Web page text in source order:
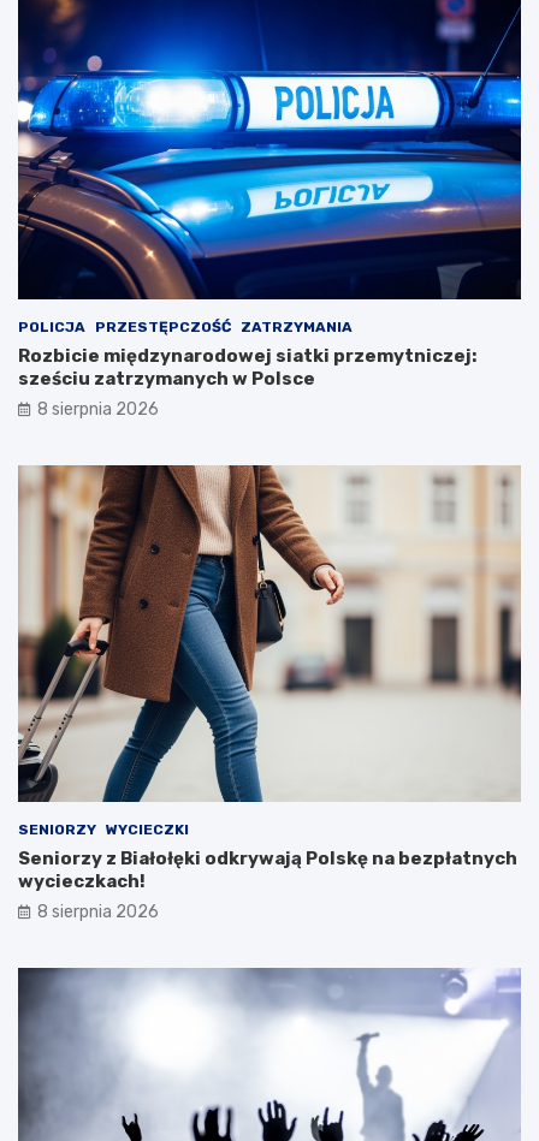
POLICJA PRZESTĘPCZOŚĆ ZATRZYMANIA
Rozbicie międzynarodowej siatki przemytniczej:
sześciu zatrzymanych w Polsce
8 sierpnia 2026
SENIORZY WYCIECZKI
Seniorzy z Białołęki odkrywają Polskę na bezpłatnych
wycieczkach!
8 sierpnia 2026